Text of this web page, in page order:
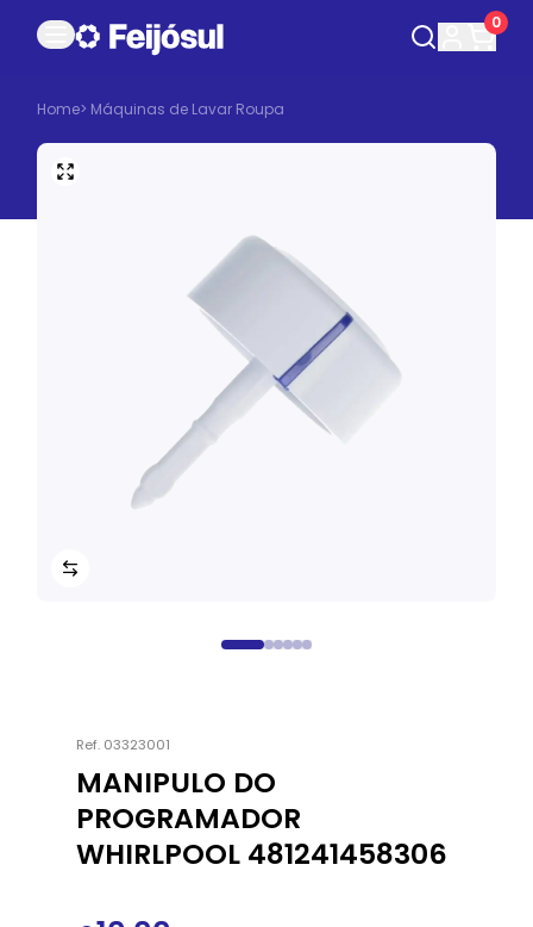
0
Home> Máquinas de Lavar Roupa
Ref. 03323001
MANIPULO DO
PROGRAMADOR
WHIRLPOOL 481241458306